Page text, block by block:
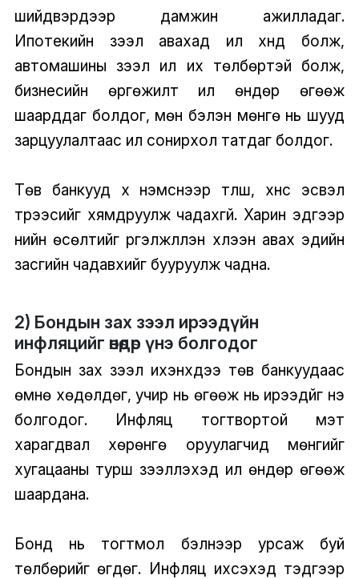
шийдвэрүүдээр дамжин ажилладаг.
Ипотекийн зээл авахад илүү хүнд болж,
автомашины зээл илүү их төлбөртэй болж,
бизнесийн өргөжилт илүү өндөр өгөөж
шаарддаг болдог, мөн бэлэн мөнгө нь шууд
зарцуулалтаас илүү сонирхол татдаг болдог.
Төв банкууд хүү нэмснээр түлш, хүнс эсвэл
түрээсийг хямдруулж чадахгүй. Харин эдгээр
үнийн өсөлтийг үргэлжлүүлэн хүлээн авах эдийн
засгийн чадавхийг бууруулж чадна.
2) Бондын зах зээл ирээдүйн
инфляцийг өнөөдөр үнэ болгодог
Бондын зах зээл ихэнхдээ төв банкуудаас
өмнө хөдөлдөг, учир нь өгөөж нь ирээдүйг үнэ
болгодог. Инфляц тогтвортой мэт
харагдвал хөрөнгө оруулагчид мөнгийг
хугацааны турш зээлүүлэхэд илүү өндөр өгөөж
шаардана.
Бонд нь тогтмол бэлнээр урсаж буй
төлбөрийг өгдөг. Инфляц ихсэхэд тэдгээр